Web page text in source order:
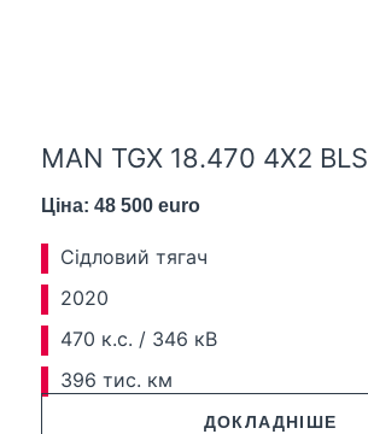
MAN TGX 18.470 4X2 BLS
Ціна: 48 500 euro
Сідловий тягач
2020
470 к.с. / 346 кВ
396 тис. км
ДОКЛАДНІШЕ